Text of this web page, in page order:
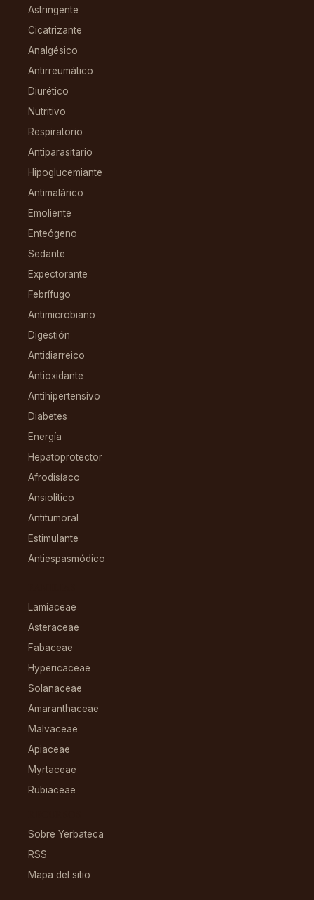
Astringente
Cicatrizante
Analgésico
Antirreumático
Diurético
Nutritivo
Respiratorio
Antiparasitario
Hipoglucemiante
Antimalárico
Emoliente
Enteógeno
Sedante
Expectorante
Febrífugo
Antimicrobiano
Digestión
Antidiarreico
Antioxidante
Antihipertensivo
Diabetes
Energía
Hepatoprotector
Afrodisíaco
Ansiolítico
Antitumoral
Estimulante
Antiespasmódico
Lamiaceae
Asteraceae
Fabaceae
Hypericaceae
Solanaceae
Amaranthaceae
Malvaceae
Apiaceae
Myrtaceae
Rubiaceae
Sobre Yerbateca
RSS
Mapa del sitio